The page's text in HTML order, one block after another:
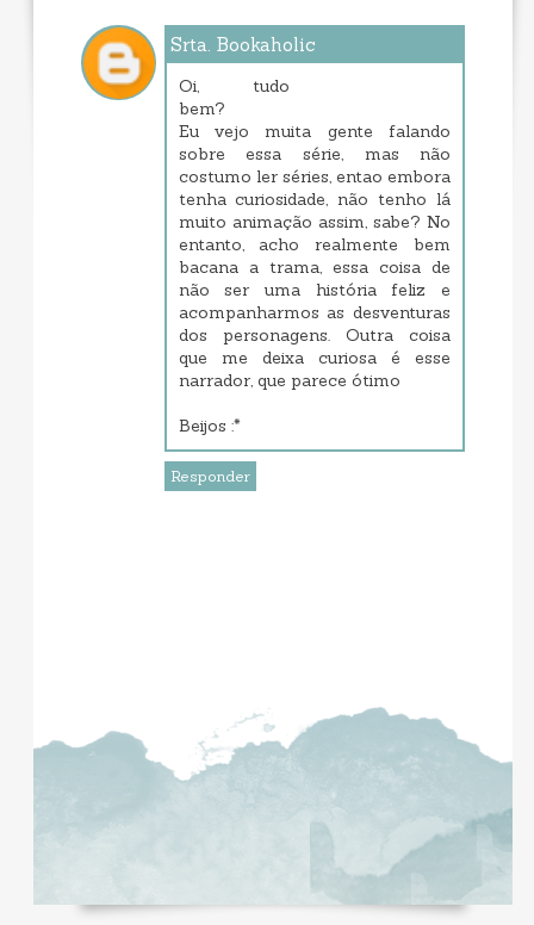
Srta. Bookaholic
Oi, tudo
bem?
Eu vejo muita gente falando
sobre essa série, mas não
costumo ler séries, entao embora
tenha curiosidade, não tenho lá
muito animação assim, sabe? No
entanto, acho realmente bem
bacana a trama, essa coisa de
não ser uma história feliz e
acompanharmos as desventuras
dos personagens. Outra coisa
que me deixa curiosa é esse
narrador, que parece ótimo
Beijos :*
Responder